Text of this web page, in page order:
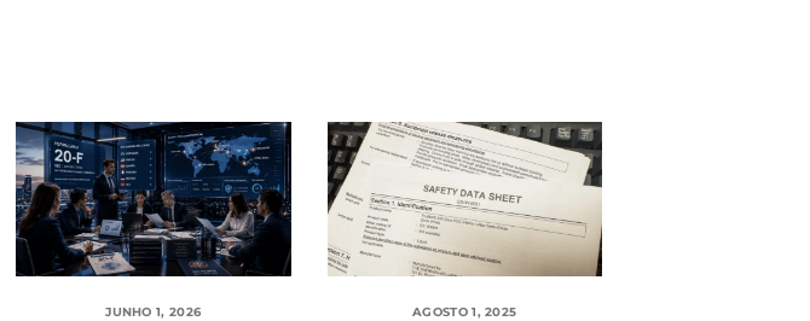
JUNHO 1, 2026 AGOSTO 1, 2025